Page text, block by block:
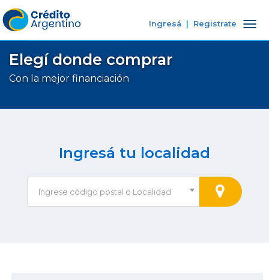
Ingresá Registrate
Elegí donde comprar
Con la mejor financiación
Ingresá tu localidad
Ingrese código postal o Localidad